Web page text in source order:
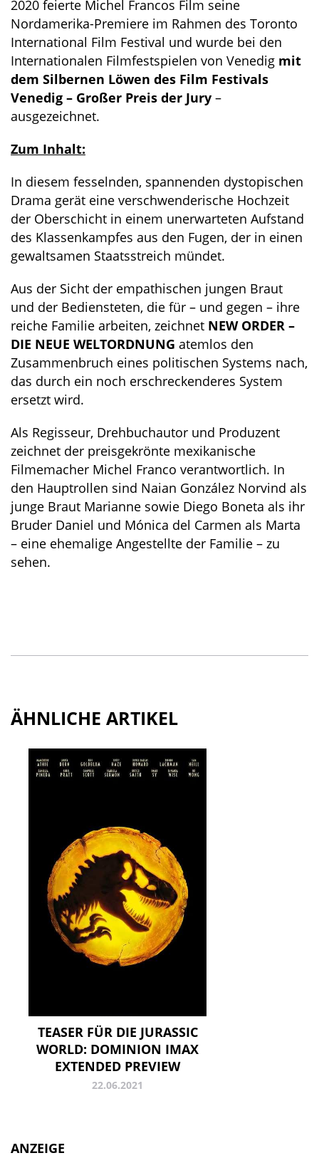
2020 feierte Michel Francos Film seine
Nordamerika-Premiere im Rahmen des Toronto
International Film Festival und wurde bei den
Internationalen Filmfestspielen von Venedig mit
dem Silbernen Löwen des Film Festivals
Venedig – Großer Preis der Jury –
ausgezeichnet.
Zum Inhalt:
In diesem fesselnden, spannenden dystopischen
Drama gerät eine verschwenderische Hochzeit
der Oberschicht in einem unerwarteten Aufstand
des Klassenkampfes aus den Fugen, der in einen
gewaltsamen Staatsstreich mündet.
Aus der Sicht der empathischen jungen Braut
und der Bediensteten, die für – und gegen – ihre
reiche Familie arbeiten, zeichnet NEW ORDER –
DIE NEUE WELTORDNUNG atemlos den
Zusammenbruch eines politischen Systems nach,
das durch ein noch erschreckenderes System
ersetzt wird.
Als Regisseur, Drehbuchautor und Produzent
zeichnet der preisgekrönte mexikanische
Filmemacher Michel Franco verantwortlich. In
den Hauptrollen sind Naian González Norvind als
junge Braut Marianne sowie Diego Boneta als ihr
Bruder Daniel und Mónica del Carmen als Marta
– eine ehemalige Angestellte der Familie – zu
sehen.
ÄHNLICHE ARTIKEL
TEASER FÜR DIE JURASSIC
WORLD: DOMINION IMAX
EXTENDED PREVIEW
22.06.2021
ANZEIGE